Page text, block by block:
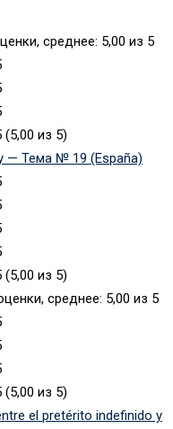
(5,00 из 5)
— Тема № 19 (España)
(5,00 из 5)
(5,00 из 5)
el pretérito indefinido y